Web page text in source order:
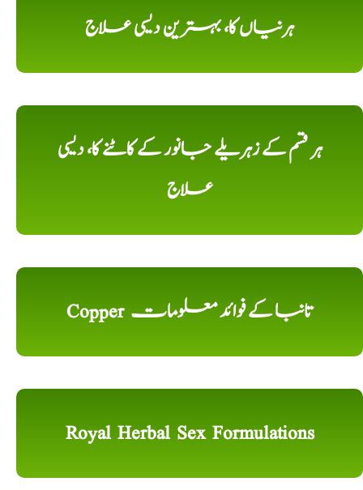
ہرنیاں کا، بہترین دیسی علاج
ہر قسم کے زہریلے جانور کے کاٹنے کا، دیسی
علاج
Copper تانبا کے فوائد معلومات
Royal Herbal Sex Formulations